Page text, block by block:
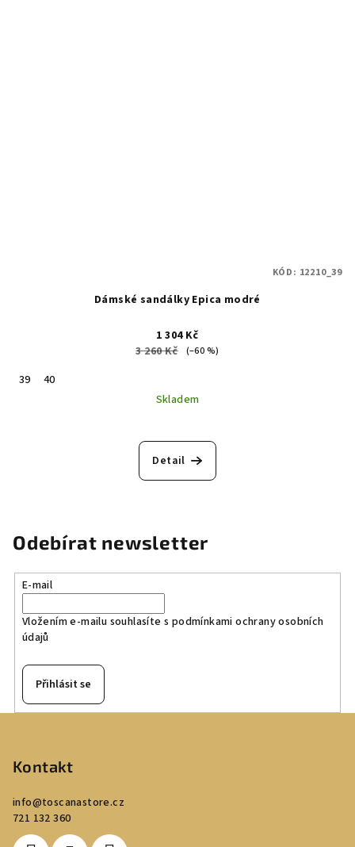
Dámské sandálky Epica modré
1 304 Kč
3 260 Kč
(–60 %)
39
40
Skladem
Detail
KÓD: 12210_39
Odebírat newsletter
E-mail
Vložením e-mailu souhlasíte s podmínkami ochrany osobních
údajů
Přihlásit se
Kontakt
info@toscanastore.cz
721 132 360